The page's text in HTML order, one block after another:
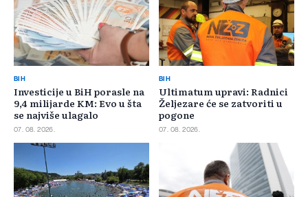
BIH
Investicije u BiH porasle na
9,4 milijarde KM: Evo u šta
se najviše ulagalo
07. 08. 2026.
BIH
Ultimatum upravi: Radnici
Željezare će se zatvoriti u
pogone
07. 08. 2026.